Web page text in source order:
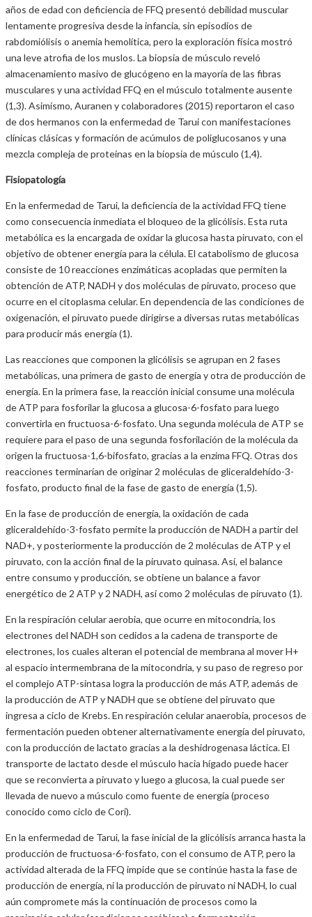
años de edad con deficiencia de FFQ presentó debilidad muscular
lentamente progresiva desde la infancia, sin episodios de
rabdomiólisis o anemia hemolítica, pero la exploración física mostró
una leve atrofia de los muslos. La biopsia de músculo reveló
almacenamiento masivo de glucógeno en la mayoría de las fibras
musculares y una actividad FFQ en el músculo totalmente ausente
(1,3). Asimismo, Auranen y colaboradores (2015) reportaron el caso
de dos hermanos con la enfermedad de Tarui con manifestaciones
clínicas clásicas y formación de acúmulos de poliglucosanos y una
mezcla compleja de proteínas en la biopsia de músculo (1,4).
Fisiopatología
En la enfermedad de Tarui, la deficiencia de la actividad FFQ tiene
como consecuencia inmediata el bloqueo de la glicólisis. Esta ruta
metabólica es la encargada de oxidar la glucosa hasta piruvato, con el
objetivo de obtener energía para la célula. El catabolismo de glucosa
consiste de 10 reacciones enzimáticas acopladas que permiten la
obtención de ATP, NADH y dos moléculas de piruvato, proceso que
ocurre en el citoplasma celular. En dependencia de las condiciones de
oxigenación, el piruvato puede dirigirse a diversas rutas metabólicas
para producir más energía (1).
Las reacciones que componen la glicólisis se agrupan en 2 fases
metabólicas, una primera de gasto de energía y otra de producción de
energía. En la primera fase, la reacción inicial consume una molécula
de ATP para fosforilar la glucosa a glucosa-6-fosfato para luego
convertirla en fructuosa-6-fosfato. Una segunda molécula de ATP se
requiere para el paso de una segunda fosforilación de la molécula da
origen la fructuosa-1,6-bifosfato, gracias a la enzima FFQ. Otras dos
reacciones terminarían de originar 2 moléculas de gliceraldehído-3-
fosfato, producto final de la fase de gasto de energía (1,5).
En la fase de producción de energía, la oxidación de cada
gliceraldehído-3-fosfato permite la producción de NADH a partir del
NAD+, y posteriormente la producción de 2 moléculas de ATP y el
piruvato, con la acción final de la piruvato quinasa. Así, el balance
entre consumo y producción, se obtiene un balance a favor
energético de 2 ATP y 2 NADH, así como 2 moléculas de piruvato (1).
En la respiración celular aerobia, que ocurre en mitocondria, los
electrones del NADH son cedidos a la cadena de transporte de
electrones, los cuales alteran el potencial de membrana al mover H+
al espacio intermembrana de la mitocondria, y su paso de regreso por
el complejo ATP-sintasa logra la producción de más ATP, además de
la producción de ATP y NADH que se obtiene del piruvato que
ingresa a ciclo de Krebs. En respiración celular anaerobia, procesos de
fermentación pueden obtener alternativamente energía del piruvato,
con la producción de lactato gracias a la deshidrogenasa láctica. El
transporte de lactato desde el músculo hacia hígado puede hacer
que se reconvierta a piruvato y luego a glucosa, la cual puede ser
llevada de nuevo a músculo como fuente de energía (proceso
conocido como ciclo de Cori).
En la enfermedad de Tarui, la fase inicial de la glicólisis arranca hasta la
producción de fructuosa-6-fosfato, con el consumo de ATP, pero la
actividad alterada de la FFQ impide que se continúe hasta la fase de
producción de energía, ni la producción de piruvato ni NADH, lo cual
aún compromete más la continuación de procesos como la